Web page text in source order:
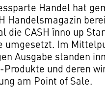
Handel hat
Handelsmagazin
die CASH înno up
umgesetzt. Im
Ausgabe standen
Produkte und deren
am Point of Sale.